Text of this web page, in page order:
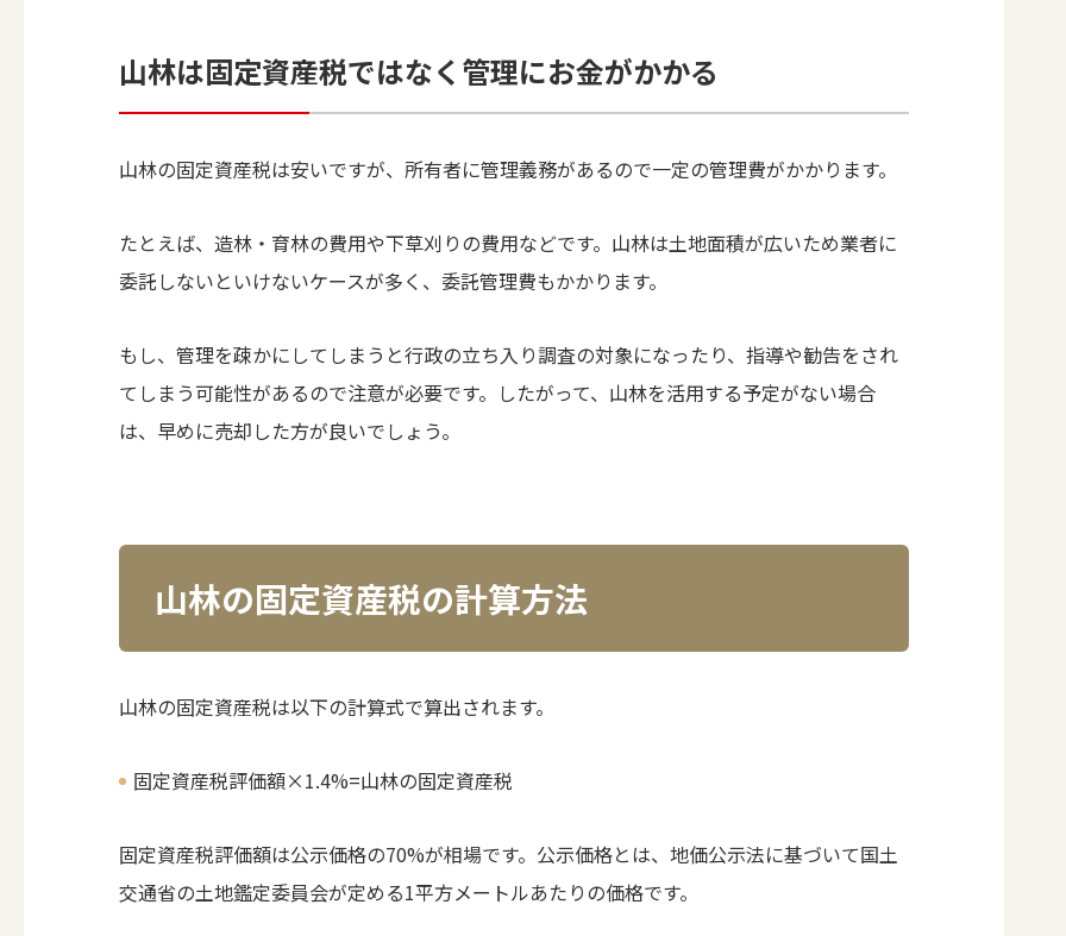
山林は固定資産税ではなく管理にお金がかかる
山林の固定資産税は安いですが、所有者に管理義務があるので一定の管理費がかかります。
たとえば、造林・育林の費用や下草刈りの費用などです。山林は土地面積が広いため業者に
委託しないといけないケースが多く、委託管理費もかかります。
もし、管理を疎かにしてしまうと行政の立ち入り調査の対象になったり、指導や勧告をされ
てしまう可能性があるので注意が必要です。したがって、山林を活用する予定がない場合
は、早めに売却した方が良いでしょう。
山林の固定資産税の計算方法
山林の固定資産税は以下の計算式で算出されます。
固定資産税評価額×1.4%=山林の固定資産税
固定資産税評価額は公示価格の70%が相場です。公示価格とは、地価公示法に基づいて国土
交通省の土地鑑定委員会が定める1平方メートルあたりの価格です。